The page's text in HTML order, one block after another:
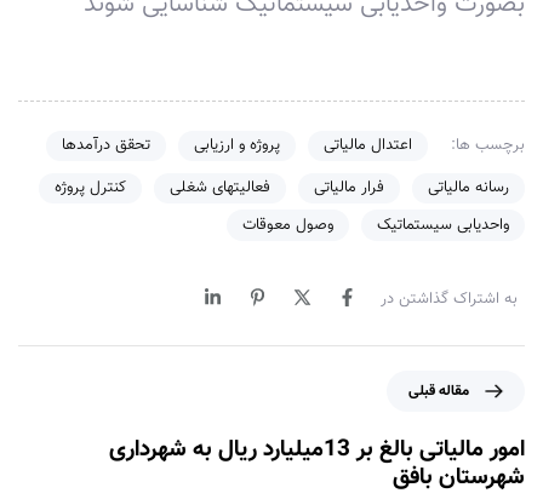
برچسب ها: اعتدال مالیاتی پروژه و ارزیابی
تحقق درآمدها
رسانه مالیاتی
فرار مالیاتی فعالیتهای شغلی
کنترل پروژه
واحدیابی سیستماتیک
وصول معوقات
به اشتراک گذاشتن در
مقاله قبلی
امور مالیاتی بالغ بر 13میلیارد ریال به شهرداری
شهرستان بافق